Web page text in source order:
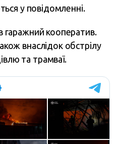
у повідомленні.
гаражний кооператив.
внаслідок обстрілу
та трамваї.